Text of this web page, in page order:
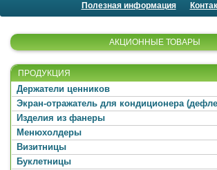
Полезная информация
АКЦИОННЫЕ ТОВАРЫ
ПРОДУКЦИЯ
Держатели ценников
Экран-отражатель для кондиционера
Изделия из фанеры
Менюхолдеры
Визитницы
Буклетницы